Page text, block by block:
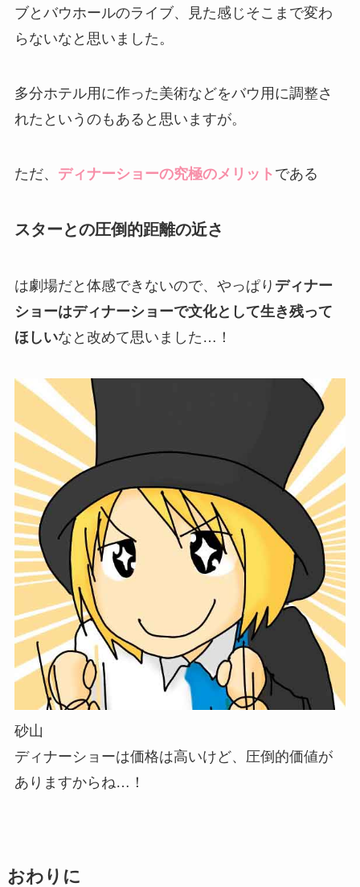
ブとバウホールのライブ、見た感じそこまで変わ
らないなと思いました。
多分ホテル用に作った美術などをバウ用に調整さ
れたというのもあると思いますが。
ただ、 ディナーショーの究極のメリット である
スターとの圧倒的距離の近さ
は劇場だと体感できないので、やっぱり ディナー
ショーはディナーショーで文化として生き残って
ほしいなと改めて思いました…！
砂山
ディナーショーは価格は高いけど、圧倒的価値が
ありますからね…！
おわりに